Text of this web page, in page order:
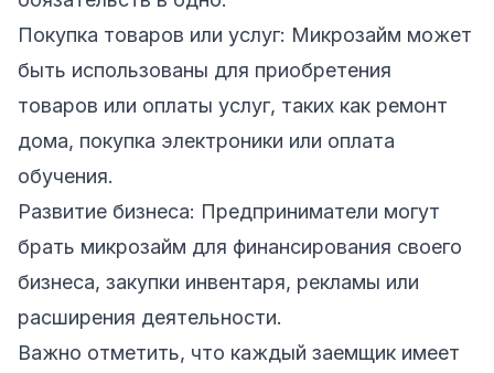
Покупка товаров или услуг: Микрозайм может
быть использованы для приобретения
товаров или оплаты услуг, таких как ремонт
дома, покупка электроники или оплата
обучения.
Развитие бизнеса: Предприниматели могут
брать микрозайм для финансирования своего
бизнеса, закупки инвентаря, рекламы или
расширения деятельности.
Важно отметить, что каждый заемщик имеет